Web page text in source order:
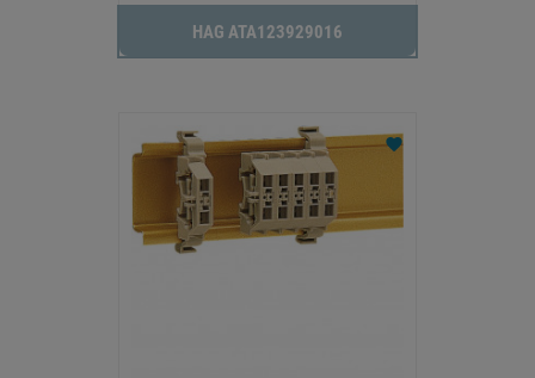
HAG ATA123929016
favorite